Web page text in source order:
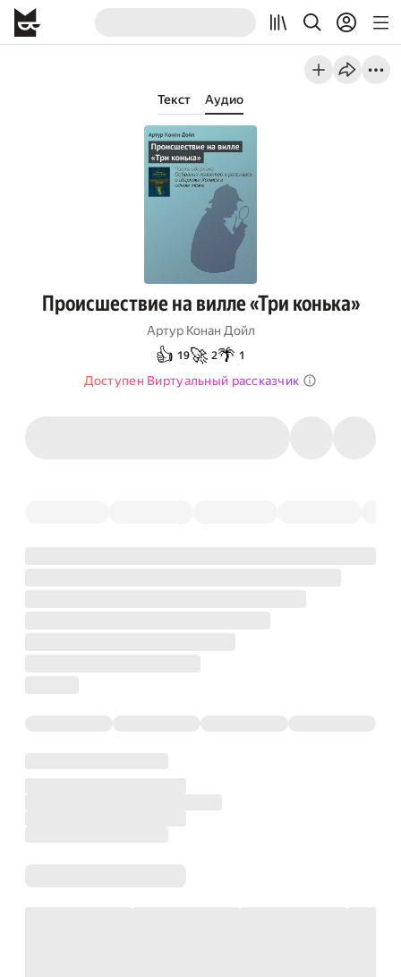
Текст Аудио
Происшествие на вилле «Три конька»
Артур Конан Дойл
👍 19🚀 2🌴 1
Доступен Виртуальный рассказчик